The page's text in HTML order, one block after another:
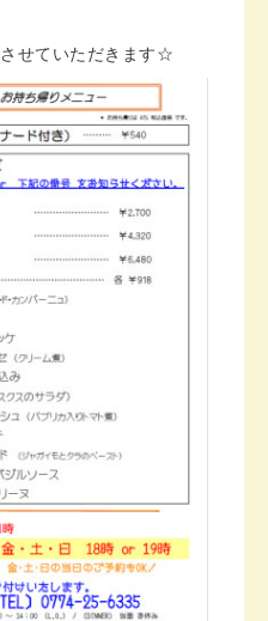
せていただきます☆